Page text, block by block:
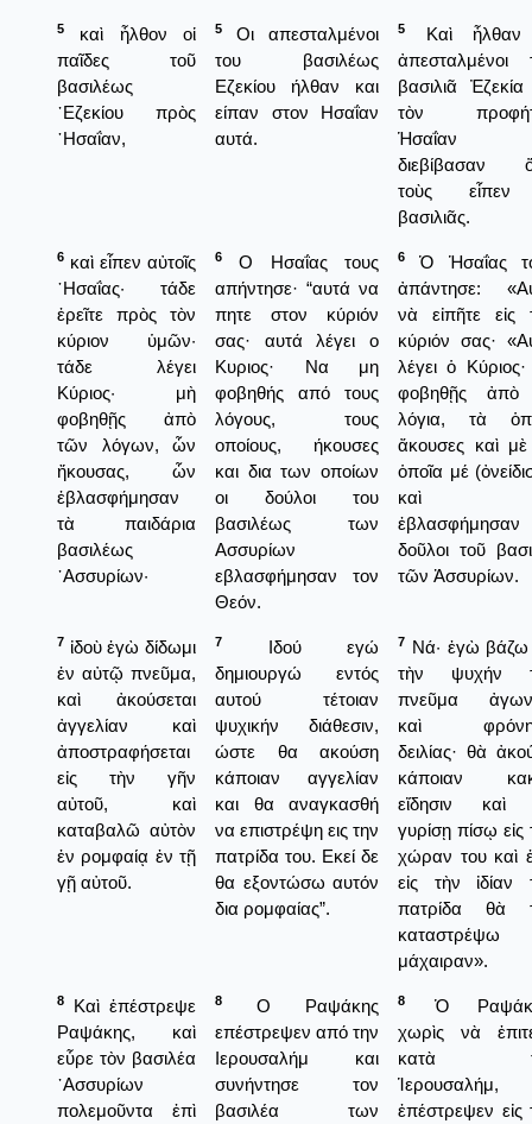
5
καὶ ἦλθον οἱ
παῖδες τοῦ
βασιλέως
᾿Εζεκίου πρὸς
῾Ησαΐαν,
5
Οι απεσταλμένοι
του βασιλέως
Εζεκίου ήλθαν και
είπαν στον Ησαΐαν
αυτά.
5
Καὶ ἦλθαν
ἀπεσταλμένοι
βασιλιᾶ Ἐζεκία
τὸν
Ἡσαΐαν
διεβίβασαν
τοὺς
βασιλιᾶς.
6 καὶ εἶπεν αὐτοῖς
῾Ησαΐας· τάδε
ἐρεῖτε πρὸς τὸν
κύριον ὑμῶν·
τάδε λέγει
Κύριος· μὴ
φοβηθῇς ἀπὸ
τῶν λόγων, ὧν
ἤκουσας, ὧν
ἐβλασφήμησαν
τὰ παιδάρια
βασιλέως
᾿Ασσυρίων·
6
Ο Ησαΐας τους
απήντησε· “αυτά να
πητε στον κύριόν
σας· αυτά λέγει ο
Κυριος· Να μη
φοβηθής από τους
λόγους, τους
οποίους, ήκουσες
και δια των οποίων
οι δούλοι του
βασιλέως των
Ασσυρίων
εβλασφήμησαν τον
Θεόν.
6
Ὁ Ἡσαΐας
ἀπάντησε:
νὰ εἰπῆτε εἰς
κύριόν σας·
λέγει ὁ
φοβηθῇς ἀπὸ
λόγια, τὰ
ἄκουσες καὶ
ὁποῖα μέ
καὶ
δοῦλοι τοῦ
τῶν Ἀσσυρίων.
7 ἰδοὺ ἐγὼ δίδωμι
ἐν αὐτῷ πνεῦμα,
καὶ ἀκούσεται
ἀγγελίαν καὶ
ἀποστραφήσεται
εἰς τὴν γῆν
αὐτοῦ, καὶ
καταβαλῶ αὐτὸν
ἐν ρομφαίᾳ ἐν τῇ
γῇ αὐτοῦ.
7
Ιδού εγώ
δημιουργώ εντός
αυτού τέτοιαν
ψυχικήν διάθεσιν,
ώστε θα ακούση
κάποιαν αγγελίαν
και θα αναγκασθή
να επιστρέψη εις την
πατρίδα του. Εκεί δε
θα εξοντώσω αυτόν
δια ρομφαίας”.
7 Νά· ἐγὼ βάζω
τὴν ψυχήν
πνεῦμα
καὶ
δειλίας· θὰ
κάποιαν
εἴδησιν καὶ
γυρίσῃ πίσῳ εἰς
χώραν του καὶ
εἰς τὴν ἰδίαν
πατρίδα θὰ
καταστρέψω
μάχαιραν».
8
Καὶ ἐπέστρεψε
Ραψάκης, καὶ
εὗρε τὸν βασιλέα
᾿Ασσυρίων
πολεμοῦντα ἐπὶ
8
Ο Ραψάκης
επέστρεψεν από την
Ιερουσαλήμ και
συνήντησε τον
βασιλέα των
8
Ὁ
χωρὶς νὰ
κατὰ
Ἱερουσαλήμ,
ἐπέστρεψεν εἰς